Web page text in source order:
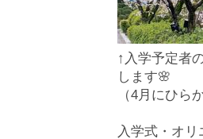
↑入学予定者
します🌸
（4月にひら
入学式・オ